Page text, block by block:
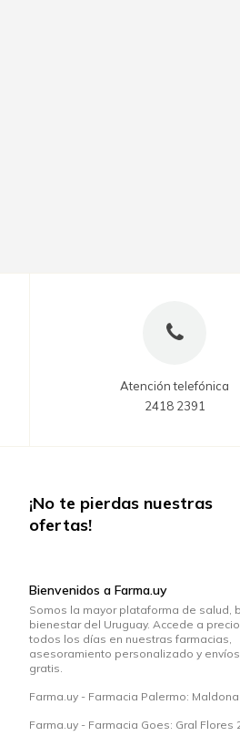
Atención telefónica
2418 2391
¡No te pierdas nuestras
ofertas!
Bienvenidos a Farma.uy
Somos la mayor plataforma de salud,
bienestar del Uruguay. Accede a
todos los días en nuestras farmacias,
asesoramiento personalizado y
gratis.
Farma.uy - Farmacia Palermo:
Farma.uy - Farmacia Goes: Gral Flores